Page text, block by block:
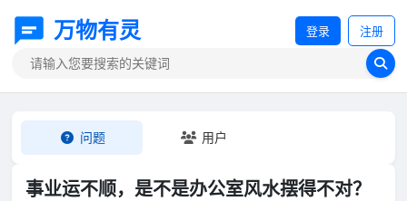
万物有灵 登录 注册
问题 用户
事业运不顺，是不是办公室风水摆得不对？